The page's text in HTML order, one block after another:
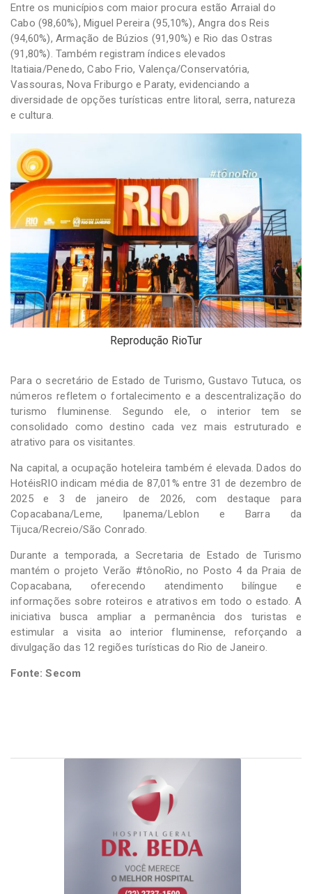
Entre os municípios com maior procura estão Arraial do
Cabo (98,60%), Miguel Pereira (95,10%), Angra dos Reis
(94,60%), Armação de Búzios (91,90%) e Rio das Ostras
(91,80%). Também registram índices elevados
Itatiaia/Penedo, Cabo Frio, Valença/Conservatória,
Vassouras, Nova Friburgo e Paraty, evidenciando a
diversidade de opções turísticas entre litoral, serra, natureza
e cultura.
Reprodução RioTur
Para o secretário de Estado de Turismo, Gustavo Tutuca, os
números refletem o fortalecimento e a descentralização do
turismo fluminense. Segundo ele, o interior tem se
consolidado como destino cada vez mais estruturado e
atrativo para os visitantes.
Na capital, a ocupação hoteleira também é elevada. Dados do
HotéisRIO indicam média de 87,01% entre 31 de dezembro de
2025 e 3 de janeiro de 2026, com destaque para
Copacabana/Leme, Ipanema/Leblon e Barra da
Tijuca/Recreio/São Conrado.
Durante a temporada, a Secretaria de Estado de Turismo
mantém o projeto Verão #tônoRio, no Posto 4 da Praia de
Copacabana, oferecendo atendimento bilíngue e
informações sobre roteiros e atrativos em todo o estado. A
iniciativa busca ampliar a permanência dos turistas e
estimular a visita ao interior fluminense, reforçando a
divulgação das 12 regiões turísticas do Rio de Janeiro.
Fonte: Secom